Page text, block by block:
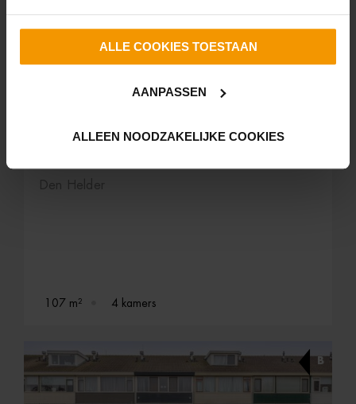
ALLE COOKIES TOESTAAN
AANPASSEN
ALLEEN NOODZAKELIJKE COOKIES
Den Helder
107 m² 4 kamers
B